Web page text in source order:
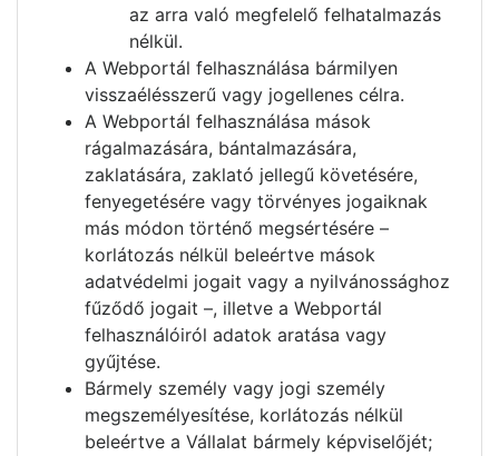
az arra való megfelelő felhatalmazás
nélkül.
A Webportál felhasználása bármilyen
visszaélésszerű vagy jogellenes célra.
A Webportál felhasználása mások
rágalmazására, bántalmazására,
zaklatására, zaklató jellegű követésére,
fenyegetésére vagy törvényes jogaiknak
más módon történő megsértésére –
korlátozás nélkül beleértve mások
adatvédelmi jogait vagy a nyilvánossághoz
fűződő jogait –, illetve a Webportál
felhasználóiról adatok aratása vagy
gyűjtése.
Bármely személy vagy jogi személy
megszemélyesítése, korlátozás nélkül
beleértve a Vállalat bármely képviselőjét;